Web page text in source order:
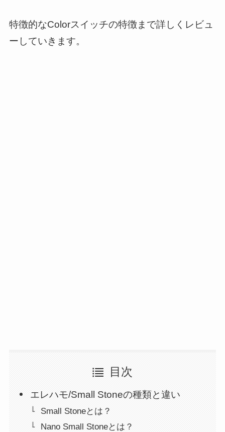
特徴的なColorスイッチの特徴まで詳しくレビュ
ーしていきます。
目次
エレハモ/Small Stoneの種類と違い
Small Stoneとは？
Nano Small Stoneとは？